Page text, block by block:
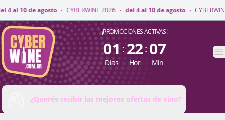
2026 · del 4 al 10 de agosto · CYBERWINE 2026 · del 4 al 10 de
CyberWine ¡PROMOCIONES ACTIVAS!
01
Días
: 22
Hor
: 07
Min
¿Querés recibir las mejores ofertas de vino?